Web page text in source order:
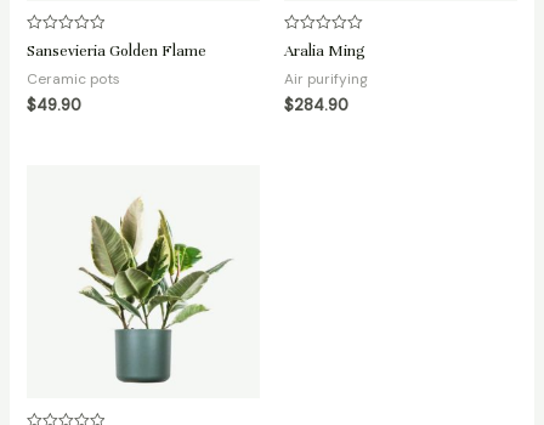
Rated
0
out
of
5
Sansevieria Golden Flame
Ceramic pots
$49.90
Rated
0
out
of
5
Aralia Ming
Air purifying
$284.90